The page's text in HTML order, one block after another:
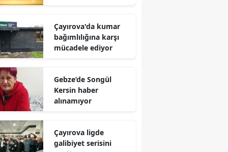
Hatay
Isparta
İstanbul
Kars
Çayırova'da kumar
bağımlılığına karşı
mücadele ediyor
Gebze’de Songül
Kersin haber
alınamıyor
Çayırova ligde
galibiyet serisini